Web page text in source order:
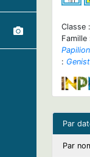
Classe :
Famille
:
Par
Par